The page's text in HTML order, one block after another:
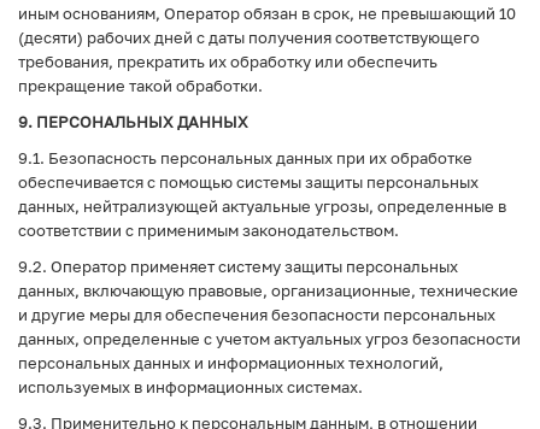
иным основаниям, Оператор обязан в срок, не превышающий 10
(десяти) рабочих дней с даты получения соответствующего
требования, прекратить их обработку или обеспечить
прекращение такой обработки.
9. ПЕРСОНАЛЬНЫХ ДАННЫХ
9.1. Безопасность персональных данных при их обработке
обеспечивается с помощью системы защиты персональных
данных, нейтрализующей актуальные угрозы, определенные в
соответствии с применимым законодательством.
9.2. Оператор применяет систему защиты персональных
данных, включающую правовые, организационные, технические
и другие меры для обеспечения безопасности персональных
данных, определенные с учетом актуальных угроз безопасности
персональных данных и информационных технологий,
используемых в информационных системах.
9.3. Применительно к персональным данным, в отношении